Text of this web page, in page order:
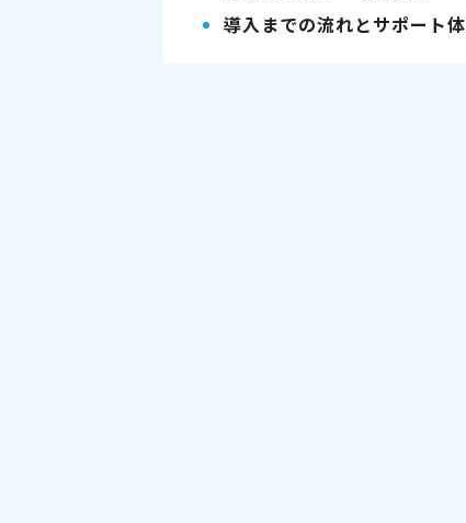
導入までの流れとサポート